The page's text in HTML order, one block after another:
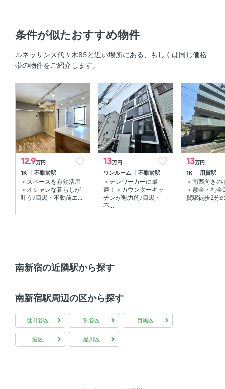
室内洗濯機置場 、 エアコン
部屋の特徴
共用部
エレベーター 、 敷地内ゴミ箱
条件が似たおすすめ物件
ルネッサンス代々木85と近い場所にある、もしくは同じ価格
帯の物件をご紹介します。
12.9万円
1K 不動前駅
＜スペースを有効活用
＞オシャレな暮らしが
叶う♪目黒・不動前エ...
13万円
ワンルーム 不動前駅
＜テレワーカーに最
適！＞カウンターキッ
チンが魅力的♪目黒・
不...
13万円
1K 用賀駅
＜南西向きの
＞敷金・礼
賀駅徒歩2分
南新宿の近隣駅から探す
南新宿駅周辺の区から探す
世田谷区 渋谷区 目黒区
港区 品川区